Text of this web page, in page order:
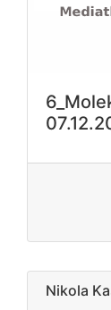
Nikola